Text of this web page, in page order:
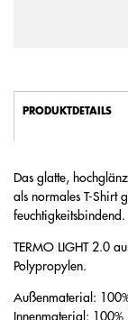
PRODUKTDETAILS
Das glatte,
als normales T-Shirt
TERMO LIGHT 2.0
Polypropylen.
Außenmaterial:
Innenmaterial: